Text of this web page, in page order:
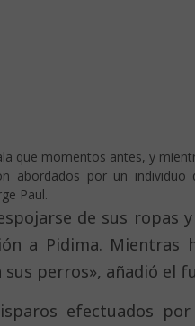
que momentos antes, y
abordados por un individuo
Paul.
de sus ropas
a Pidima. Mientras
perros», añadió el
efectuados